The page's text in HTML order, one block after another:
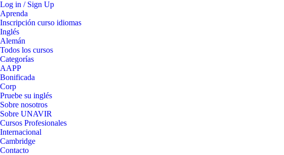
Log in / Sign Up
Aprenda
Inscripción curso idiomas
Inglés
Alemán
Todos los cursos
Categorías
AAPP
Bonificada
Corp
Pruebe su inglés
Sobre nosotros
Sobre UNAVIR
Cursos Profesionales
Internacional
Cambridge
Contacto